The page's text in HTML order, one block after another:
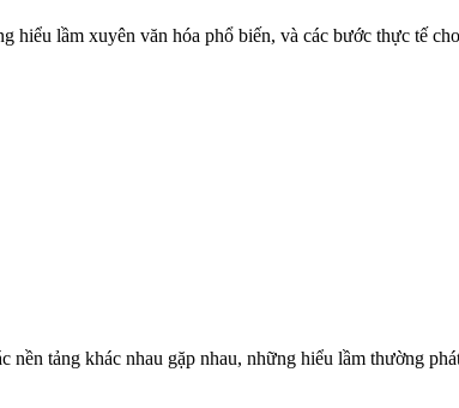
hiểu lầm xuyên văn hóa phổ biến, và các bước thực tế
tảng khác nhau gặp nhau, những hiểu lầm thường